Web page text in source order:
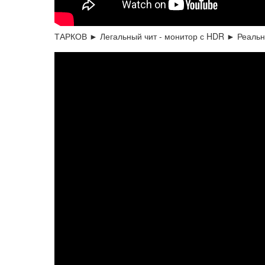
ТАРКОВ ► Легальный чит - монитор с HDR ►